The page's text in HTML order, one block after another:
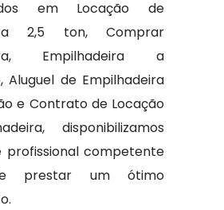
em Locação de
2,5 ton, Comprar
Empilhadeira a
Aluguel de Empilhadeira
e Contrato de Locação
disponibilizamos
profissional competente
prestar um ótimo